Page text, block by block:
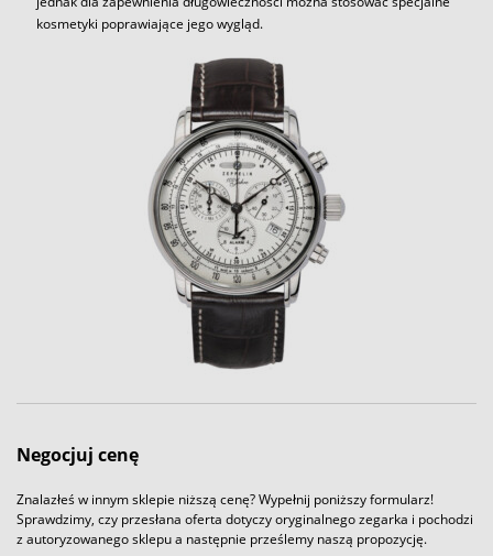
kosmetyki poprawiające jego wygląd.
Negocjuj cenę
Znalazłeś w innym sklepie niższą cenę? Wypełnij poniższy formularz!
Sprawdzimy, czy przesłana oferta dotyczy oryginalnego zegarka i pochodzi
z autoryzowanego sklepu a następnie prześlemy naszą propozycję.